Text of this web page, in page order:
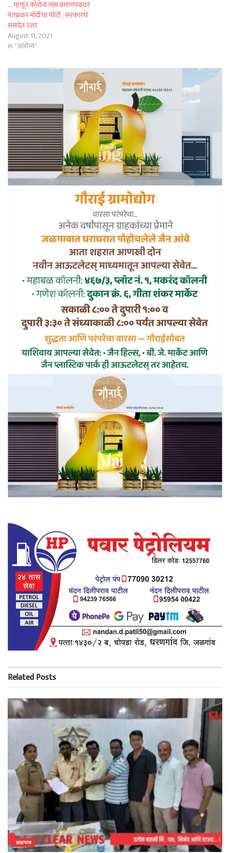
… म्हणून कोरोना लस प्रमाणपत्रावर
पंतप्रधान मोदींचा फोटो ; सरकारचे
संसदेत उत्तर
August 11, 2021
In "आरोग्य"
RelatedPosts
जळगाव